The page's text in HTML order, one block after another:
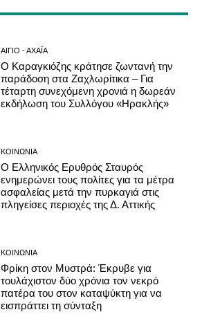
ΑΊΓΙΟ - ΑΧΑΪ́Α
Ο Καραγκιόζης κράτησε ζωντανή την
παράδοση στα Ζαχλωρίτικα – Για
τέταρτη συνεχόμενη χρονιά η δωρεάν
εκδήλωση του Συλλόγου «Ηρακλής»
ΚΟΙΝΩΝΊΑ
Ο Ελληνικός Ερυθρός Σταυρός
ενημερώνει τους πολίτες για τα μέτρα
ασφαλείας μετά την πυρκαγιά στις
πληγείσες περιοχές της Δ. Αττικής
ΚΟΙΝΩΝΊΑ
Φρίκη στον Μυστρά: Έκρυβε για
τουλάχιστον δύο χρόνια τον νεκρό
πατέρα του στον καταψύκτη για να
εισπράττει τη σύνταξη